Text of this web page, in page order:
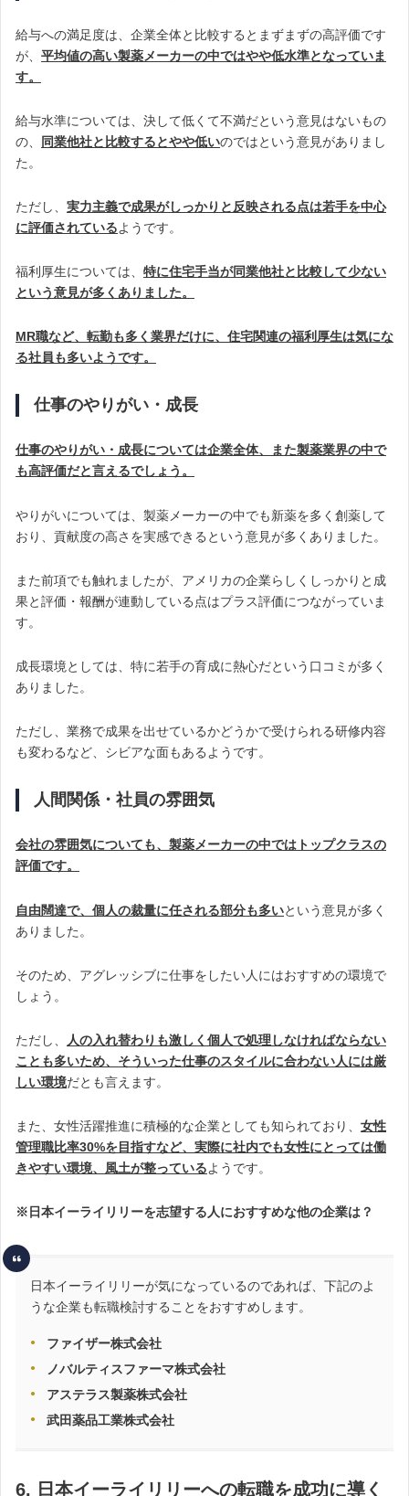
給与への満足度は、企業全体と比較するとまずまずの高評価です
が、 平均値の高い製薬メーカーの中ではやや低水準となっていま
す。
給与水準については、決して低くて不満だという意見はないもの
の、
同業他社と比較するとやや低いのではという意見がありまし
た。
ただし、 実力主義で成果がしっかりと反映される点は若手を中心
に評価されているようです。
福利厚生については、 特に住宅手当が同業他社と比較して少ない
という意見が多くありました。
MR職など、転勤も多く業界だけに、住宅関連の福利厚生は気にな
る社員も多いようです。
仕事のやりがい・成長
仕事のやりがい・成長については企業全体、また製薬業界の中で
も高評価だと言えるでしょう。
やりがいについては、製薬メーカーの中でも新薬を多く創薬して
おり、貢献度の高さを実感できるという意見が多くありました。
また前項でも触れましたが、アメリカの企業らしくしっかりと成
果と評価・報酬が連動している点はプラス評価につながっていま
す。
成長環境としては、特に若手の育成に熱心だという口コミが多く
ありました。
ただし、業務で成果を出せているかどうかで受けられる研修内容
も変わるなど、シビアな面もあるようです。
人間関係・社員の雰囲気
会社の雰囲気についても、製薬メーカーの中ではトップクラスの
評価です。
自由闊達で、個人の裁量に任される部分も多いという意見が多く
ありました。
そのため、アグレッシブに仕事をしたい人にはおすすめの環境で
しょう。
ただし、
人の入れ替わりも激しく個人で処理しなければならない
ことも多いため、そういった仕事のスタイルに合わない人には厳
しい環境だとも言えます。
また、女性活躍推進に積極的な企業としても知られており、 女性
管理職比率30%を目指すなど、実際に社内でも女性にとっては働
きやすい環境、風土が整っているようです。
※日本イーライリリーを志望する人におすすめな他の企業は？
日本イーライリリーが気になっているのであれば、下記のよ
うな企業も転職検討することをおすすめします。
ファイザー株式会社
ノバルティスファーマ株式会社
アステラス製薬株式会社
武田薬品工業株式会社
6. 日本イーライリリーへの転職を成功に導く